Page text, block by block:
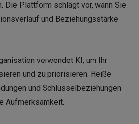
Die Plattform schlägt vor, wann Sie
und Beziehungsstärke
verwendet KI, um Ihr
und zu priorisieren. Heiße
und Schlüsselbeziehungen
Aufmerksamkeit.